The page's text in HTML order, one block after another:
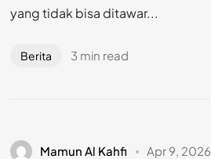
yang tidak bisa ditawar...
Berita 3 min read
Mamun Al Kahfi Apr 9, 2026